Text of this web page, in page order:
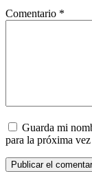
Comentario *
Guarda mi
para la próxima